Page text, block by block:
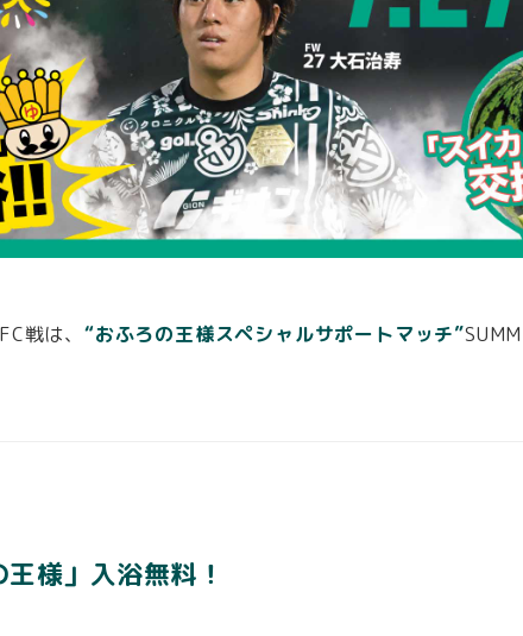
戦は、 “おふろの王様スペシャルサポートマッチ”
様」入浴無料！